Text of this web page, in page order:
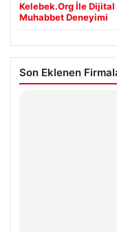
Kelebek.Org İle
Muhabbet Deneyimi
Son Eklenen